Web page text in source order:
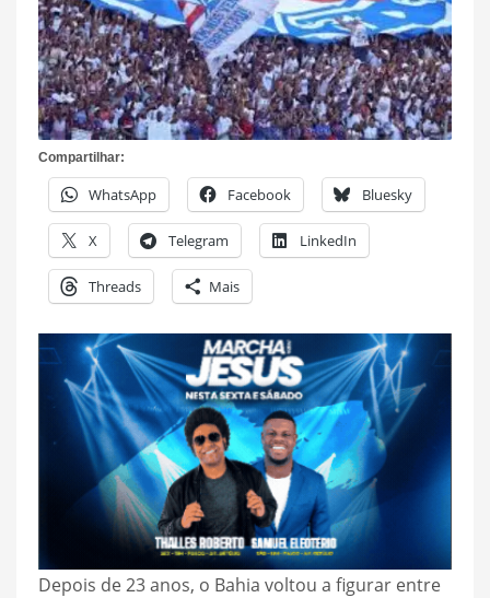
Compartilhar:
WhatsApp Facebook Bluesky
X Telegram LinkedIn
Threads Mais
Depois de 23 anos, o Bahia voltou a figurar entre